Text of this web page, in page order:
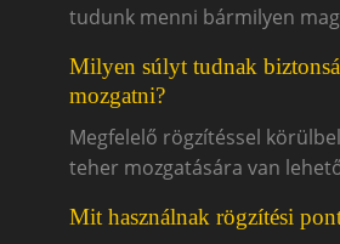
tudunk menni bármilyen
Milyen súlyt tudnak
mozgatni?
Megfelelő rögzítéssel
teher mozgatására van
Mit használnak rögzítési